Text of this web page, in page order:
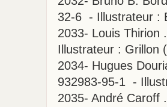
32-6 - Illustrateur :
2033- Louis
Illustrateur : Grillon
2034- Hugues
932983-95-1 -
2035- André Caroff